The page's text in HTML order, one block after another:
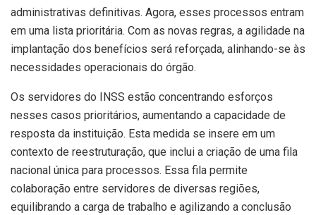
administrativas definitivas. Agora, esses processos entram
em uma lista prioritária. Com as novas regras, a agilidade na
implantação dos benefícios será reforçada, alinhando-se às
necessidades operacionais do órgão.
Os servidores do INSS estão concentrando esforços
nesses casos prioritários, aumentando a capacidade de
resposta da instituição. Esta medida se insere em um
contexto de reestruturação, que inclui a criação de uma fila
nacional única para processos. Essa fila permite
colaboração entre servidores de diversas regiões,
equilibrando a carga de trabalho e agilizando a conclusão